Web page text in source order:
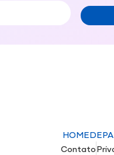
HOME
Contato